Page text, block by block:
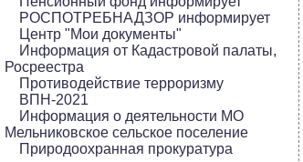
РОСПОТРЕБНАДЗОР информирует
Центр "Мои документы"
Информация от Кадастровой палаты,
Росреестра
Противодействие терроризму
ВПН-2021
Информация о деятельности МО
Мельниковское сельское поселение
Природоохранная прокуратура